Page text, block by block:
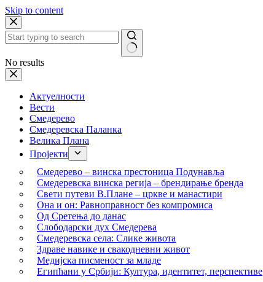
Skip to content
No results
Актуелности
Вести
Смедерево
Смедеревска Паланка
Велика Плана
Пројекти
Смедерево – винска престоница Подунавља
Смедеревска винска регија – брендирање бренда
Свети путеви В.Плане – цркве и манастири
Она и он: Равноправност без компромиса
Од Сретења до данас
Слободарски дух Смедерева
Смедеревска села: Слике живота
Здраве навике и свакодневни живот
Медијска писменост за младе
Египћани у Србији: Култура, идентитет, перспективе